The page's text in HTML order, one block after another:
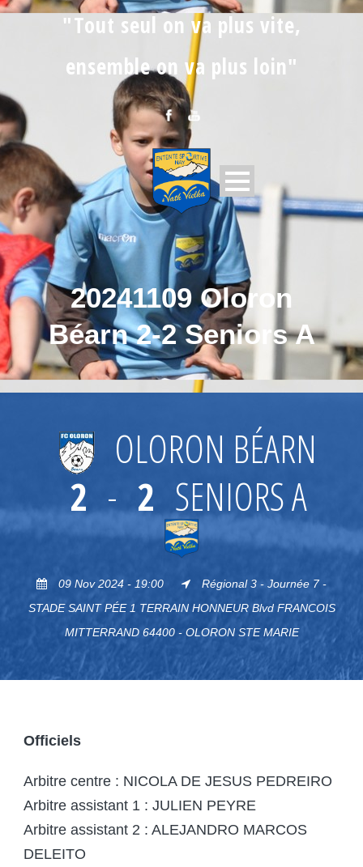
"Tout seul on va plus vite,
ensemble on va plus loin"
20241109 Oloron
Béarn 2-2 Seniors A
OLORON BÉARN
2 - 2 SENIORS A
09 Nov 2024 - 19:00
Régional 3 - Journée 7 -
STADE SAINT PÉE 1 TERRAIN HONNEUR Blvd FRANCOIS
MITTERRAND 64400 - OLORON STE MARIE
Officiels
Arbitre centre : NICOLA DE JESUS PEDREIRO
Arbitre assistant 1 : JULIEN PEYRE
Arbitre assistant 2 : ALEJANDRO MARCOS
DELEITO